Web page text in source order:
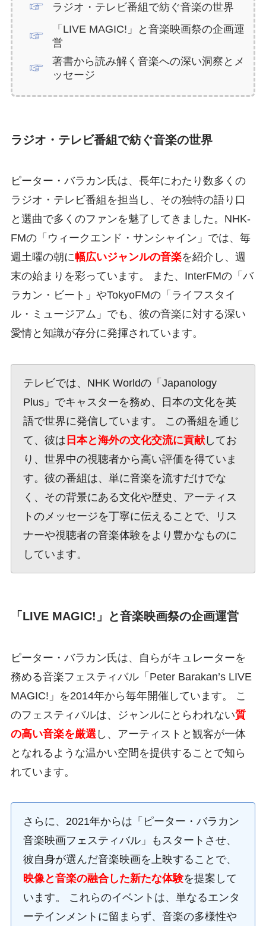
ラジオ・テレビ番組で紡ぐ音楽の世界
「LIVE MAGIC!」と音楽映画祭の企画運
営
著書から読み解く音楽への深い洞察とメ
ッセージ
ラジオ・テレビ番組で紡ぐ音楽の世界
ピーター・バラカン氏は、長年にわたり数多くの
ラジオ・テレビ番組を担当し、その独特の語り口
と選曲で多くのファンを魅了してきました。NHK-
FMの「ウィークエンド・サンシャイン」では、毎
週土曜の朝に幅広いジャンルの音楽を紹介し、週
末の始まりを彩っています。 また、InterFMの「バ
ラカン・ビート」やTokyoFMの「ライフスタイ
ル・ミュージアム」でも、彼の音楽に対する深い
愛情と知識が存分に発揮されています。
テレビでは、NHK Worldの「Japanology
Plus」でキャスターを務め、日本の文化を英
語で世界に発信しています。 この番組を通じ
て、彼は 日本と海外の文化交流に貢献してお
り、世界中の視聴者から高い評価を得ていま
す。彼の番組は、単に音楽を流すだけでな
く、その背景にある文化や歴史、アーティス
トのメッセージを丁寧に伝えることで、リス
ナーや視聴者の音楽体験をより豊かなものに
しています。
「LIVE MAGIC!」と音楽映画祭の企画運営
ピーター・バラカン氏は、自らがキュレーターを
務める音楽フェスティバル「Peter Barakan’s LIVE
MAGIC!」を2014年から毎年開催しています。 こ
のフェスティバルは、ジャンルにとらわれない質
の高い音楽を厳選 し、アーティストと観客が一体
となれるような温かい空間を提供することで知ら
れています。
さらに、2021年からは「ピーター・バラカン
音楽映画フェスティバル」もスタートさせ、
彼自身が選んだ音楽映画を上映することで、
映像と音楽の融合した新たな体験を提案して
います。 これらのイベントは、単なるエンタ
ーテインメントに留まらず、音楽の多様性や